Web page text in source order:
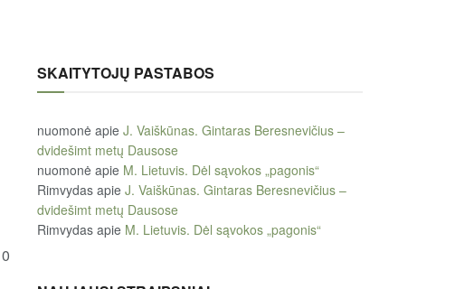
0
SKAITYTOJŲ PASTABOS
nuomonė apie J. Vaiškūnas. Gintaras Beresnevičius –
dvidešimt metų Dausose
nuomonė apie M. Lietuvis. Dėl sąvokos „pagonis“
Rimvydas apie J. Vaiškūnas. Gintaras Beresnevičius –
dvidešimt metų Dausose
Rimvydas apie M. Lietuvis. Dėl sąvokos „pagonis“